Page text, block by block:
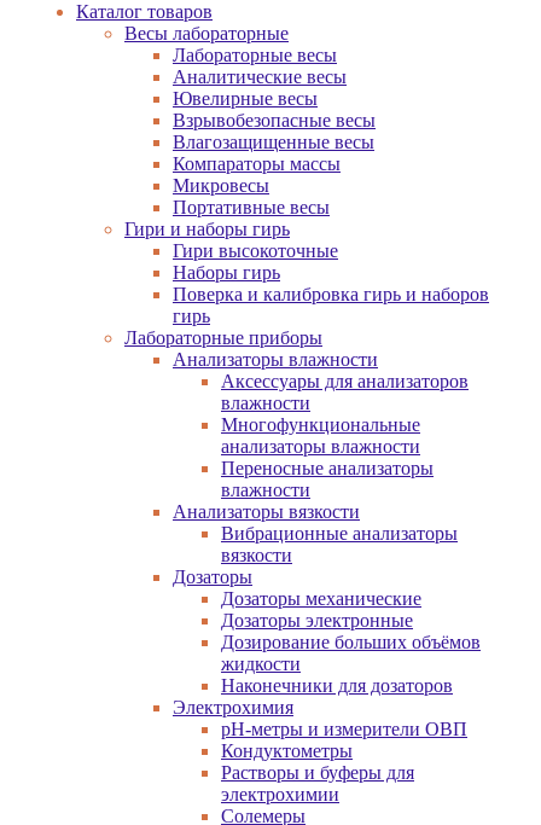
Каталог товаров
Весы лабораторные
Лабораторные весы
Аналитические весы
Ювелирные весы
Взрывобезопасные весы
Влагозащищенные весы
Компараторы массы
Микровесы
Портативные весы
Гири и наборы гирь
Гири высокоточные
Наборы гирь
Поверка и калибровка гирь и наборов
гирь
Лабораторные приборы
Анализаторы влажности
Аксессуары для анализаторов
влажности
Многофункциональные
анализаторы влажности
Переносные анализаторы
влажности
Анализаторы вязкости
Вибрационные анализаторы
вязкости
Дозаторы
Дозаторы механические
Дозаторы электронные
Дозирование больших объёмов
жидкости
Наконечники для дозаторов
Электрохимия
pH-метры и измерители ОВП
Кондуктометры
Растворы и буферы для
электрохимии
Солемеры